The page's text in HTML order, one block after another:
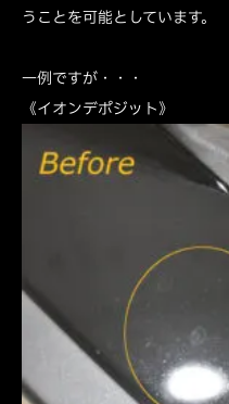
うことを可能としています。
一例ですが・・・
《イオンデポジット》